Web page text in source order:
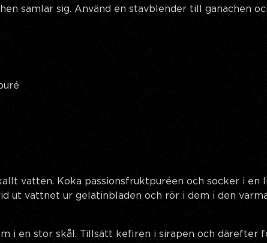
samlar sig. Använd en stavblender till ganachen
vatten. Koka passionsfruktpuréen och socker i en
ut vattnet ur gelatinbladen och rör i dem i den
i en stor skål. Tillsätt kefiren i sirapen och därefter